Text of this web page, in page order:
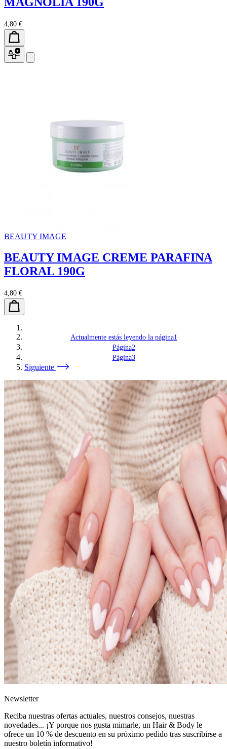
4,80 €
BEAUTY IMAGE
BEAUTY IMAGE CREME PARAFINA
FLORAL 190G
4,80 €
Actualmente estás leyendo la página1
Página2
Página3
Siguiente
Newsletter
Reciba nuestras ofertas actuales, nuestros consejos, nuestras
novedades... ¡Y porque nos gusta mimarle, un Hair & Body le
ofrece un 10 % de descuento en su próximo pedido tras suscribirse a
nuestro boletín informativo!